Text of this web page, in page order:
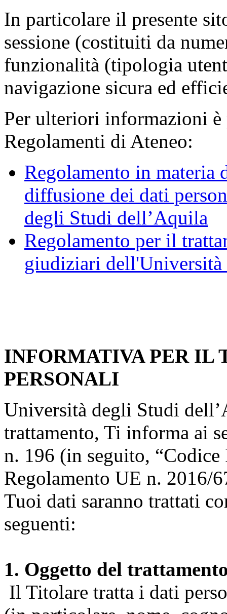
In particolare il presente
sessione (costituiti da
funzionalità (tipologia
navigazione sicura ed
Per ulteriori informazioni è
Regolamenti di Ateneo:
Regolamento in materia
diffusione dei dati
degli Studi dell’Aquila
Regolamento per il
giudiziari
INFORMATIVA PER IL
PERSONALI
Università degli Studi
trattamento, Ti informa ai
n. 196 (in seguito, “Codice
Regolamento UE n. 2016/
Tuoi dati saranno trattati
seguenti:
1. Oggetto del
Il Titolare tratta i dati